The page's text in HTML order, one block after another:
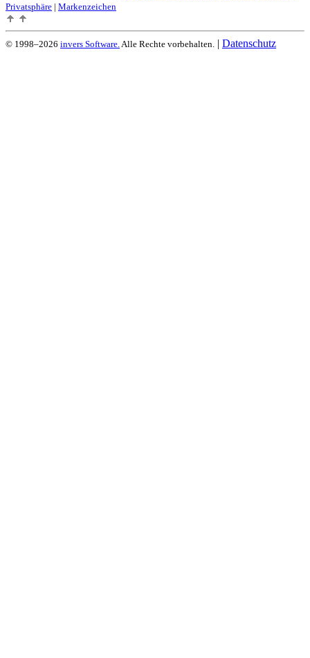
Privatsphäre | Markenzeichen
© 1998–2026 invers Software. Alle Rechte vorbehalten. | Datenschutz